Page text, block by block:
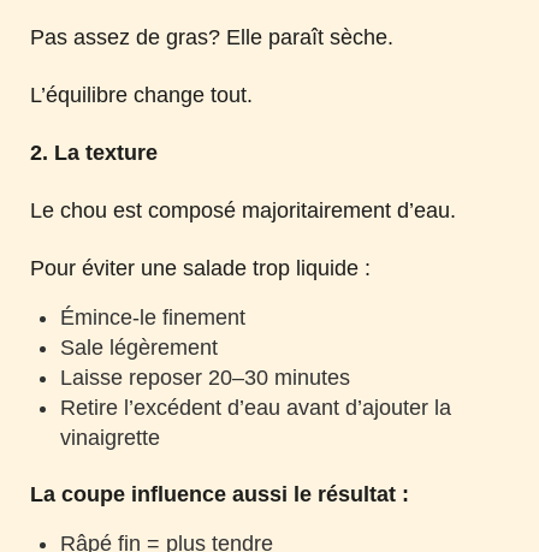
Pas assez de gras? Elle paraît sèche.
L’équilibre change tout.
2. La texture
Le chou est composé majoritairement d’eau.
Pour éviter une salade trop liquide :
Émince-le finement
Sale légèrement
Laisse reposer 20–30 minutes
Retire l’excédent d’eau avant d’ajouter la
vinaigrette
La coupe influence aussi le résultat :
Râpé fin = plus tendre